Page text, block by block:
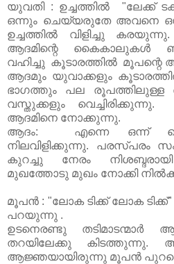
യുവതി : ഉച്ചത്തിൽ "ലേക്ക്
ഒന്നും ചെയ്യരുതേ അവനെ
ഉച്ചത്തിൽ വിളിച്ചു
ആദമിന്റെ കൈകാലുകൾ
വഹിച്ചു കൂടാരത്തിൽ
ആദമും യുവാക്കളും
ഭാഗത്തും പല
വസ്തുക്കളും
ആദമിനെ നോക്കുന്നു.
ആദം: എന്നെ ഒന്ന്
നിലവിളിക്കുന്നു. പരസ്പരം
കുറച്ചു നേരം
മുഖത്തോടു മുഖം നോക്കി
മൂപൻ : "ലോക ടിക്ക് ലോക
പറയുന്നു .
ഉടനെരണ്ടു തടിമാടന്മാർ
തറയിലേക്കു കിടത്തുന്നു.
ആജ്ഞയായിരുന്നു മൂപൻ